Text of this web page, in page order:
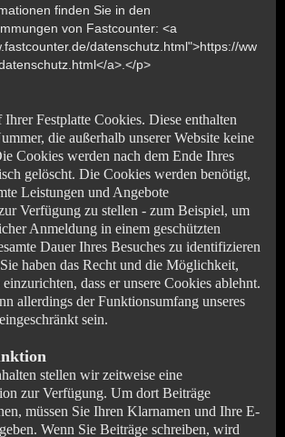
finden Sie in den
von Fastcounter: <a
datenschutz.html">https://ww
a>.</p>
Festplatte Cookies. Diese enthalten
die außerhalb unserer Website keine
Cookies werden nach dem Ende Ihres
gelöscht. Die Cookies werden benötigt,
Leistungen und Angebote
Verfügung zu stellen - zum Beispiel, um
Anmeldung in einem geschützten
Dauer Ihres Besuches zu identifizieren
haben das Recht und die Möglichkeit,
dass er unsere Cookies ablehnt.
allerdings der Funktionsumfang unseres
sein.
stellen wir zeitweise eine
zur Verfügung. Um dort Beiträge
müssen Sie Ihren Klarnamen und Ihre E-
Wenn Sie Beiträge schreiben, wird